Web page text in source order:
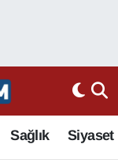
Sağlık Siyaset